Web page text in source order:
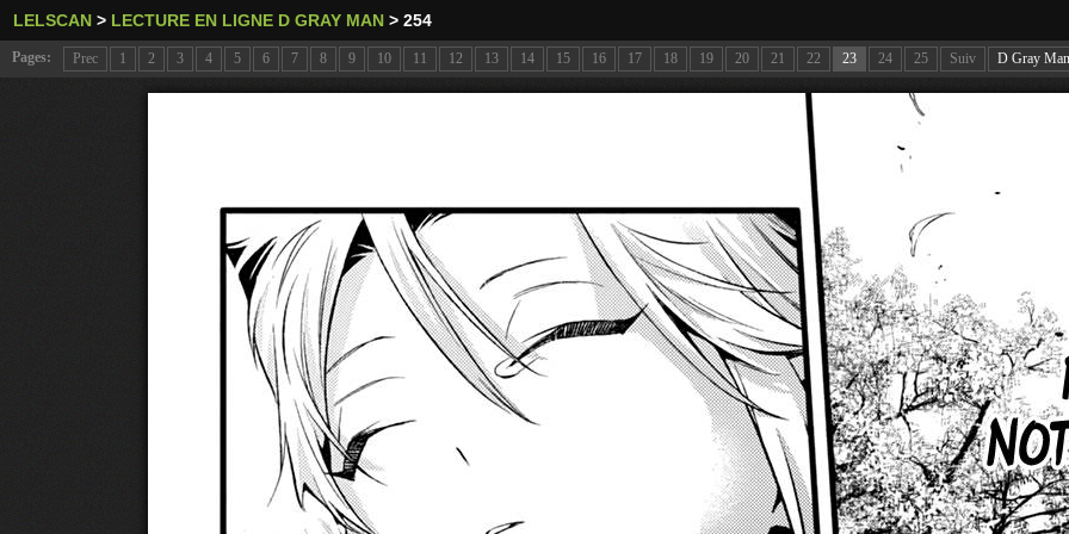
LELSCAN > LECTURE EN LIGNE D GRAY MAN > 254
Pages: Prec 1 2 3 4 5 6 7 8 9 10 11 12 13 14 15 16 17 18 19 20 21 22 23 24 25 Suiv D Gray